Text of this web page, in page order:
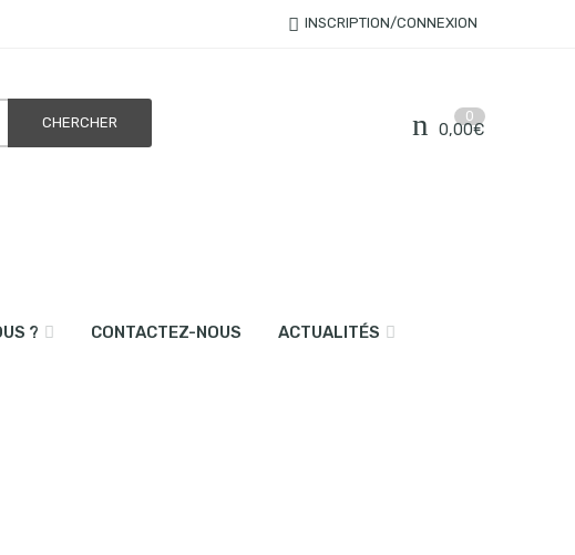
INSCRIPTION/CONNEXION
0
0,00€
? CONTACTEZ-NOUS ACTUALITÉS